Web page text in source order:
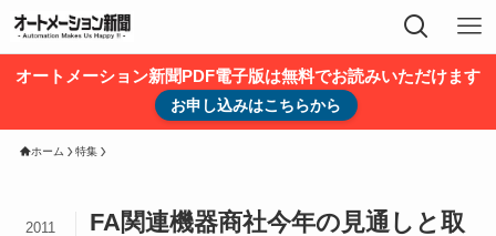
オートメーション新聞PDF電子版は無料でお読みいただけます
お申し込みはこちらから
ホーム 特集
FA関連機器商社今年の見通しと取
2011